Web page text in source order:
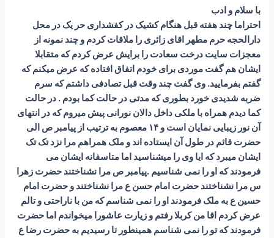
با سلام و ادب
احتراما چند هفته قبل هنگام کشیک در کفشداری حر یک در محل
دارالحجه حرم مطهر اقای زائری را ملاقات کردم و چند نمونه از
معجزات سایت درخت سعادت را برایش عرض کردم که متقابلا
ایشان هم گفت موردی برای خودم اتفاق افتاده که عرض میکنم که
گفتم بفرمایید. وی گفت چند وقت قبل تصادفی داشتم که سرم
ضربه شدیدی خورد بطوری که مدتی در حالت کما بودم . در حالت
کما دیدم همراه با ملکی داخل دالان نورانی پیش میروم که در انتهای
آن نور زیبایی نمایان است و ۱۴ معصوم به ترتیب از پیامبر ص الی
حضرت قائم در طول آن ایستاده اند و ملک همراهم مرا نزد تک تک
ایشان میبرد که ایا وی را میشناسید اما متاسفانه ایشان می
فرمودند که او را نمی شناسیم .پیامبر ص مرا نشناختند حضرت زهرا
س مرا نشناختند حضرت امام حسن ع مرا نشناختند و حضرت امام
حسین ع به ملک فرمودند او را نمی شناسم که من با ناراحتی و تالم
عرض کردم اقا من کربلا رفتم و زیارت عاشورا میخواندم اما حضرت
فرمودند که تو را نمی شناسم همینطور تا رسیدیم به حضرت رضا ع